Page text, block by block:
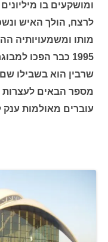
ומושקעים בו
לרצח, הולך האיש
מותו ומשמעויותיה
1995 כבר הפכו
שרבין הוא בשבילו
מספר הבאים לעצרות
עוברים מאולמות ענק